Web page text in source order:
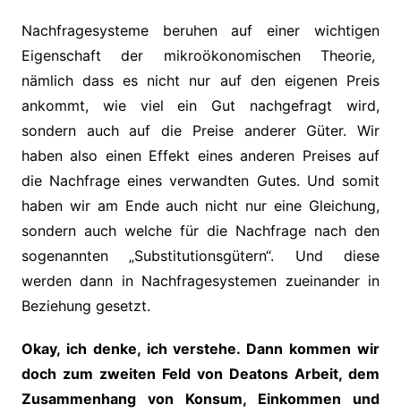
Nachfragesysteme beruhen auf einer wichtigen
Eigenschaft der mikroökonomischen Theorie,
nämlich dass es nicht nur auf den eigenen Preis
ankommt, wie viel ein Gut nachgefragt wird,
sondern auch auf die Preise anderer Güter. Wir
haben also einen Effekt eines anderen Preises auf
die Nachfrage eines verwandten Gutes. Und somit
haben wir am Ende auch nicht nur eine Gleichung,
sondern auch welche für die Nachfrage nach den
sogenannten „Substitutionsgütern“. Und diese
werden dann in Nachfragesystemen zueinander in
Beziehung gesetzt.
Okay, ich denke, ich verstehe. Dann kommen wir
doch zum zweiten Feld von Deatons Arbeit, dem
Zusammenhang von Konsum, Einkommen und